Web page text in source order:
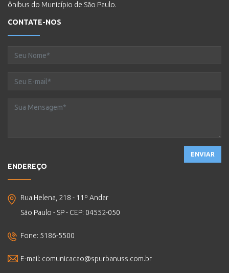
ônibus do Município de São Paulo.
CONTATE-NOS
ENVIAR
ENDEREÇO
Rua Helena, 218 - 11º Andar
São Paulo - SP - CEP: 04552-050
Fone: 5186-5500
E-mail: comunicacao@spurbanuss.com.br